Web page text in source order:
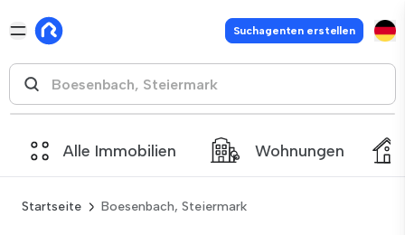
Suchagenten erstellen
Alle Immobilien Wohnungen
Startseite Boesenbach, Steiermark